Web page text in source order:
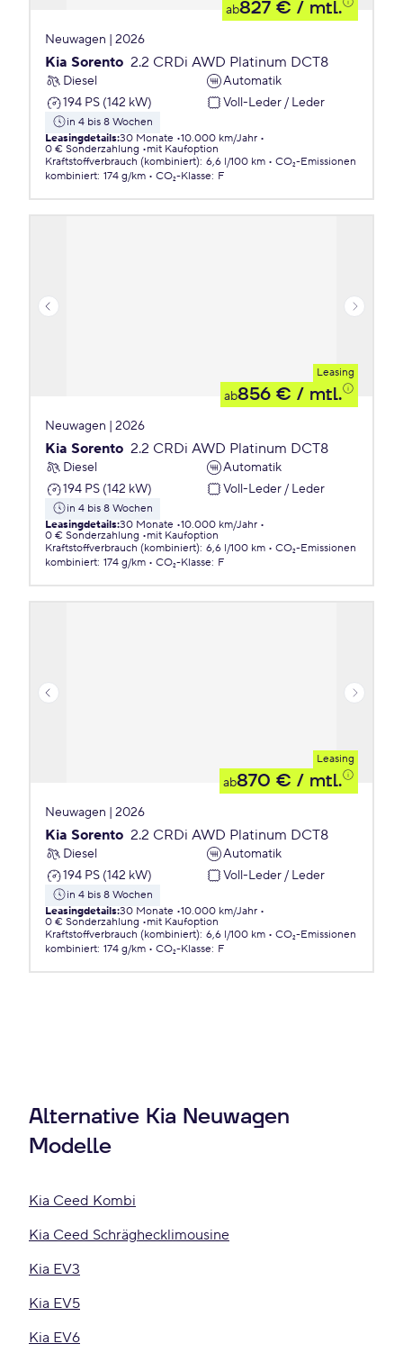
ab827 € / mtl.
Neuwagen | 2026
Kia Sorento 2.2 CRDi AWD Platinum DCT8
Diesel
Automatik
194 PS (142 kW)
Voll-Leder / Leder
in 4 bis 8 Wochen
Leasingdetails:30 Monate 10.000 km/Jahr
0 € Sonderzahlung
mit Kaufoption
Kraftstoffverbrauch (kombiniert): 6,6 l/100 km
CO₂-Emissionen
kombiniert: 174 g/km CO₂-Klasse: F
Leasing
ab856 € / mtl.
Neuwagen | 2026
Kia Sorento 2.2 CRDi AWD Platinum DCT8
Diesel
Automatik
194 PS (142 kW)
Voll-Leder / Leder
in 4 bis 8 Wochen
Leasingdetails:30 Monate 10.000 km/Jahr
0 € Sonderzahlung
mit Kaufoption
Kraftstoffverbrauch (kombiniert): 6,6 l/100 km
CO₂-Emissionen
kombiniert: 174 g/km CO₂-Klasse: F
Leasing
ab870 € / mtl.
Neuwagen | 2026
Kia Sorento 2.2 CRDi AWD Platinum DCT8
Diesel
Automatik
194 PS (142 kW)
Voll-Leder / Leder
in 4 bis 8 Wochen
Leasingdetails:30 Monate 10.000 km/Jahr
0 € Sonderzahlung
mit Kaufoption
Kraftstoffverbrauch (kombiniert): 6,6 l/100 km
CO₂-Emissionen
kombiniert: 174 g/km CO₂-Klasse: F
Alternative Kia Neuwagen
Modelle
Kia Ceed Kombi
Kia Ceed Schräghecklimousine
Kia EV3
Kia EV5
Kia EV6